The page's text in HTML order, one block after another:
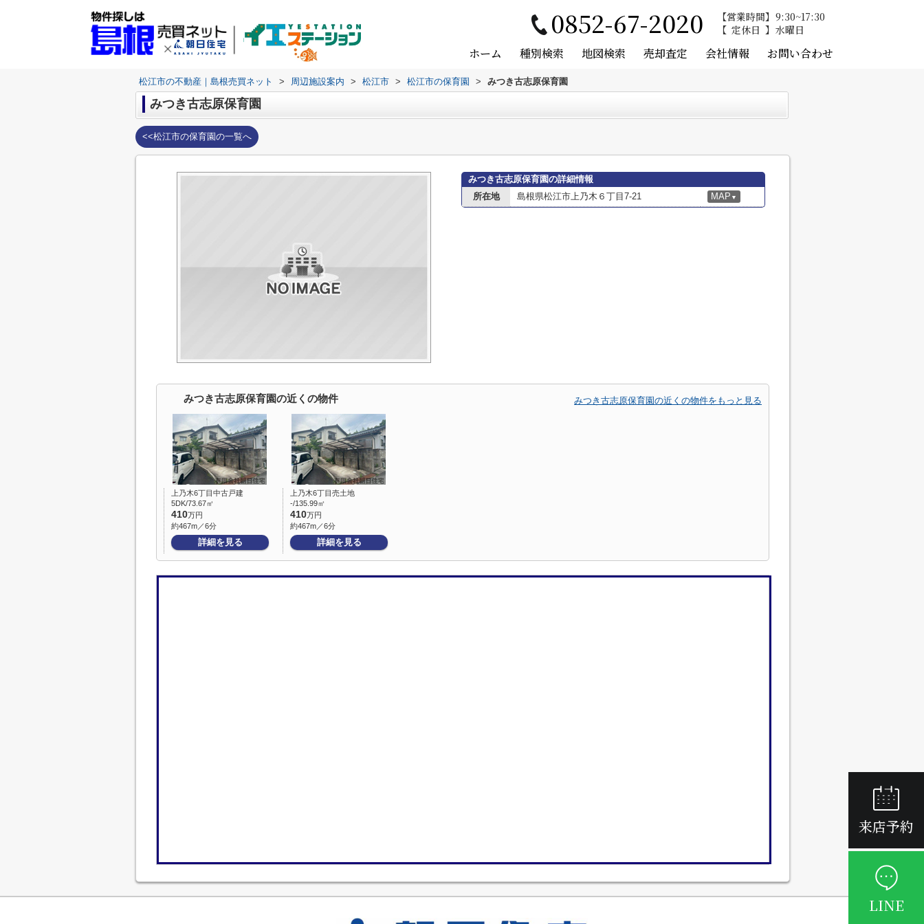
0852-67-2020 営業時間
9:30~17:30
定休日
水曜日
ホーム 種別検索 地図検索 売却査定 会社情報 お問い合わせ
来店予約
LINE
松江市の不動産｜島根売買ネット > 周辺施設案内 > 松江市 > 松江市の保育園 > みつき古志原保育園
みつき古志原保育園
<<松江市の保育園の一覧へ
みつき古志原保育園の詳細情報
所在地
島根県松江市上乃木６丁目7-21 MAP ▼
みつき古志原保育園の近くの物件 みつき古志原保育園の近くの物件をもっと見る
上乃木6丁目中古戸建
5DK/73.67㎡
410万円
約467m／6分
詳細を見る
上乃木6丁目売土地
-/135.99㎡
410万円
約467m／6分
詳細を見る